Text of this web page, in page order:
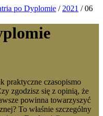
po Dyplomie / 2021 / 06
praktyczne czasopismo
zgodzisz się z opinią, że
powinna towarzyszyć
To właśnie szczególny